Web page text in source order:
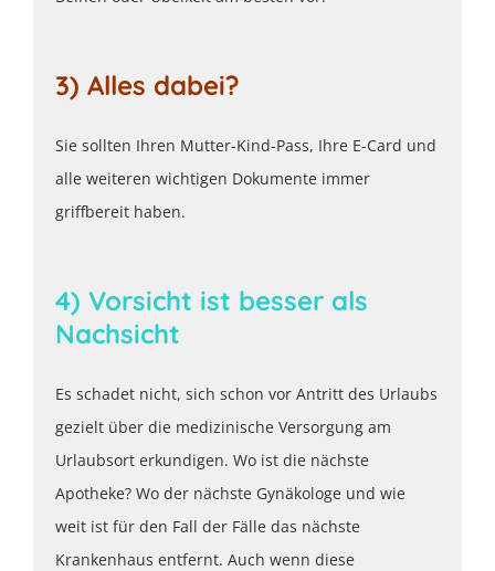
3) Alles dabei?
Sie sollten Ihren Mutter-Kind-Pass, Ihre E-Card und
alle weiteren wichtigen Dokumente immer
griffbereit haben.
4) Vorsicht ist besser als
Nachsicht
Es schadet nicht, sich schon vor Antritt des Urlaubs
gezielt über die medizinische Versorgung am
Urlaubsort erkundigen. Wo ist die nächste
Apotheke? Wo der nächste Gynäkologe und wie
weit ist für den Fall der Fälle das nächste
Krankenhaus entfernt. Auch wenn diese